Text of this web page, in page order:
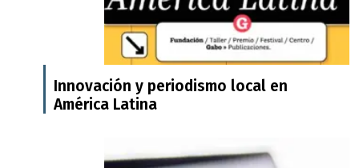
Innovación y periodismo local en
América Latina